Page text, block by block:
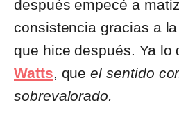
después empecé a
consistencia gracias a
que hice después. Ya lo
Watts, queel sentido
sobrevalorado.